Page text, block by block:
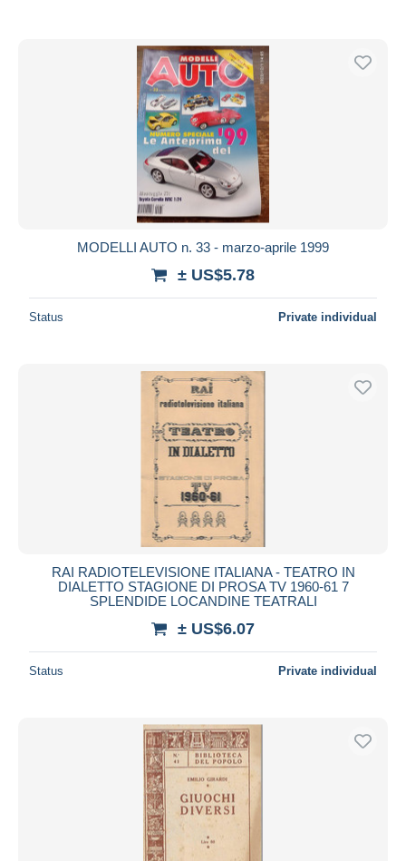
MODELLI AUTO n. 33 - marzo-aprile 1999
± US$5.78
Status Private individual
RAI RADIOTELEVISIONE ITALIANA - TEATRO IN
DIALETTO STAGIONE DI PROSA TV 1960-61 7
SPLENDIDE LOCANDINE TEATRALI
± US$6.07
Status Private individual